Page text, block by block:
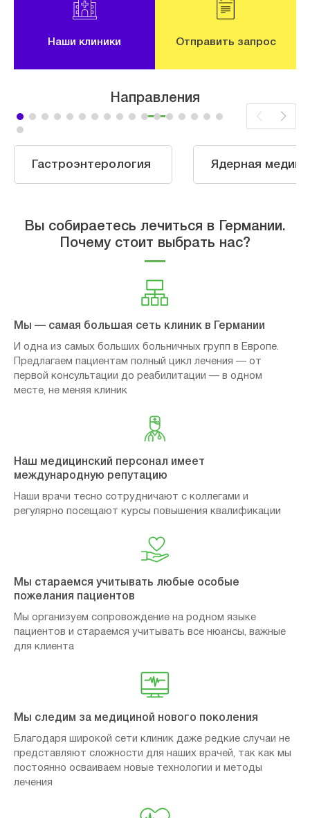
Наши клиники Отправить запрос
Направления
Гастроэнтерология Ядерная
Вы собираетесь лечиться в Германии.
Почему стоит выбрать нас?
Мы — самая большая сеть клиник в Германии
И одна из самых больших больничных групп в Европе.
Предлагаем пациентам полный цикл лечения — от
первой консультации до реабилитации — в одном
месте, не меняя клиник
Наш медицинский персонал имеет
международную репутацию
Наши врачи тесно сотрудничают с коллегами и
регулярно посещают курсы повышения квалификации
Мы стараемся учитывать любые особые
пожелания пациентов
Мы организуем сопровождение на родном языке
пациентов и стараемся учитывать все нюансы, важные
для клиента
Мы следим за медициной нового поколения
Благодаря широкой сети клиник даже редкие случаи не
представляют сложности для наших врачей, так как мы
постоянно осваиваем новые технологии и методы
лечения